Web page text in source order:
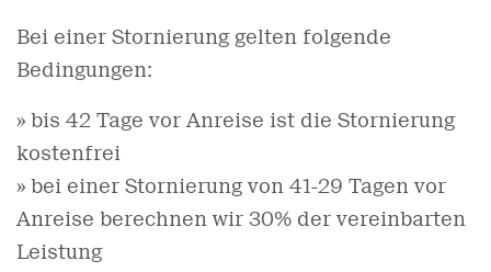
Bei einer Stornierung gelten folgende
Bedingungen:
» bis 42 Tage vor Anreise ist die Stornierung
kostenfrei
» bei einer Stornierung von 41-29 Tagen vor
Anreise berechnen wir 30% der vereinbarten
Leistung